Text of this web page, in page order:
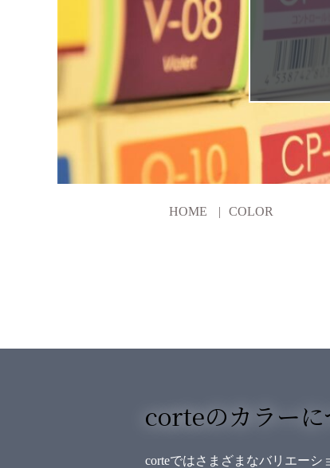
HOME COLOR
corteのカラーに
corteではさまざまなバリエー